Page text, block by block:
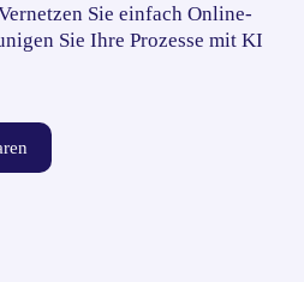
Sie einfach Online-
Sie Ihre Prozesse mit KI